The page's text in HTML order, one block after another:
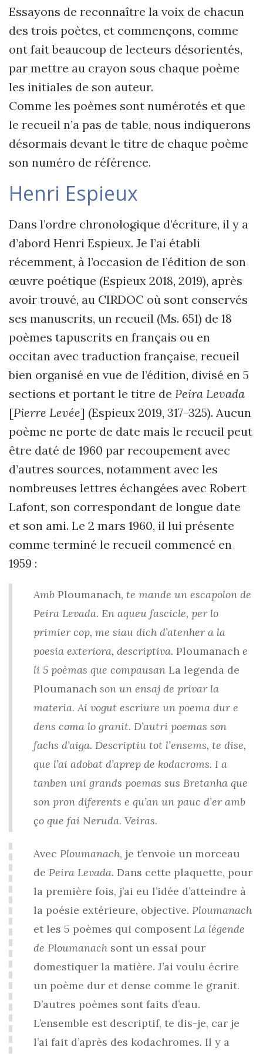
Essayons de reconnaître la voix de chacun
des trois poètes, et commençons, comme
ont fait beaucoup de lecteurs désorientés,
par mettre au crayon sous chaque poème
les initiales de son auteur.
Comme les poèmes sont numérotés et que
le recueil n’a pas de table, nous indiquerons
désormais devant le titre de chaque poème
son numéro de référence.
Henri Espieux
Dans l’ordre chronologique d’écriture, il y a
d’abord Henri Espieux. Je l’ai établi
récemment, à l’occasion de l’édition de son
œuvre poétique (Espieux 2018, 2019), après
avoir trouvé, au CIRDOC où sont conservés
ses manuscrits, un recueil (Ms. 651) de 18
poèmes tapuscrits en français ou en
occitan avec traduction française, recueil
bien organisé en vue de l’édition, divisé en 5
sections et portant le titre de Peira Levada
[Pierre Levée] (Espieux 2019, 317-325). Aucun
poème ne porte de date mais le recueil peut
être daté de 1960 par recoupement avec
d’autres sources, notamment avec les
nombreuses lettres échangées avec Robert
Lafont, son correspondant de longue date
et son ami. Le 2 mars 1960, il lui présente
comme terminé le recueil commencé en
1959 :
Amb Ploumanach, te mande un escapolon de
Peira Levada. En aqueu fascicle, per lo
primier cop, me siau dich d’atenher a la
poesia exteriora, descriptiva. Ploumanach e
li 5 poèmas que compausan La legenda de
Ploumanach son un ensaj de privar la
materia. Ai vogut escriure un poema dur e
dens coma lo granit. D’autri poemas son
fachs d’aiga. Descriptiu tot l’ensems, te dise,
que l’ai adobat d’aprep de kodacroms. I a
tanben uni grands poemas sus Bretanha que
son pron diferents e qu’an un pauc d’er amb
ço que fai Neruda. Veiras.
Avec Ploumanach, je t’envoie un morceau
de Peira Levada. Dans cette plaquette, pour
la première fois, j’ai eu l’idée d’atteindre à
la poésie extérieure, objective. Ploumanach
et les 5 poèmes qui composent La légende
de Ploumanach sont un essai pour
domestiquer la matière. J’ai voulu écrire
un poème dur et dense comme le granit.
D’autres poèmes sont faits d’eau.
L’ensemble est descriptif, te dis-je, car je
l’ai fait d’après des kodachromes. Il y a